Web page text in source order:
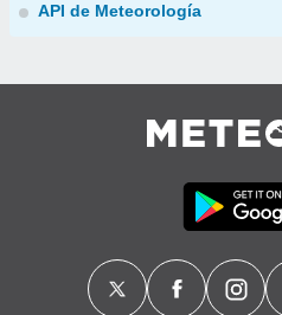
API de Meteorología